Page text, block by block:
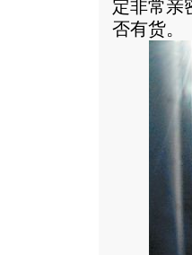
定非常亲
否有货。